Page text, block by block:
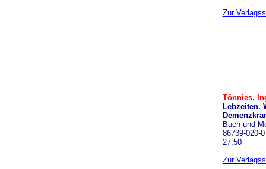
Zur
Tönnies,
Lebzeiten.
Buch und
86739-020-
27,50
Zur